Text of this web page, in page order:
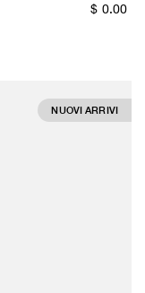
$ 0.00
NUOVI ARRIVI